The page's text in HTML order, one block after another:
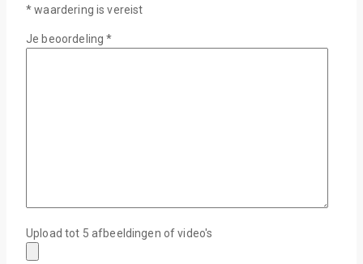
* waardering is vereist
Je beoordeling*
Upload tot 5 afbeeldingen of video's